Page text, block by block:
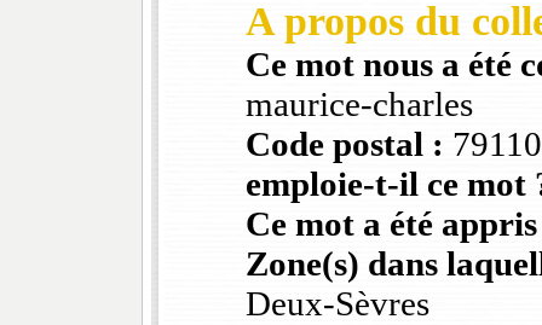
A propos du
Ce mot nous a été
maurice-charles
Code postal :
emploie-t-il ce mot
Ce mot a été
Zone(s) dans
Deux-Sèvres